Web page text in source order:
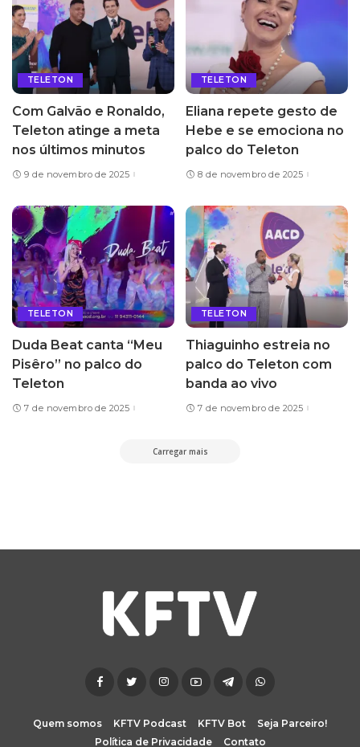
TELETON
Com Galvão e Ronaldo,
Teleton atinge a meta
nos últimos minutos
9 de novembro de 2025
TELETON
Eliana repete gesto de
Hebe e se emociona no
palco do Teleton
8 de novembro de 2025
TELETON
Duda Beat canta “Meu
Pisêro” no palco do
Teleton
7 de novembro de 2025
TELETON
Thiaguinho estreia no
palco do Teleton com
banda ao vivo
7 de novembro de 2025
Carregar mais
Quem somos KFTV Podcast KFTV Bot
Seja Parceiro!
Política de Privacidade
Contato